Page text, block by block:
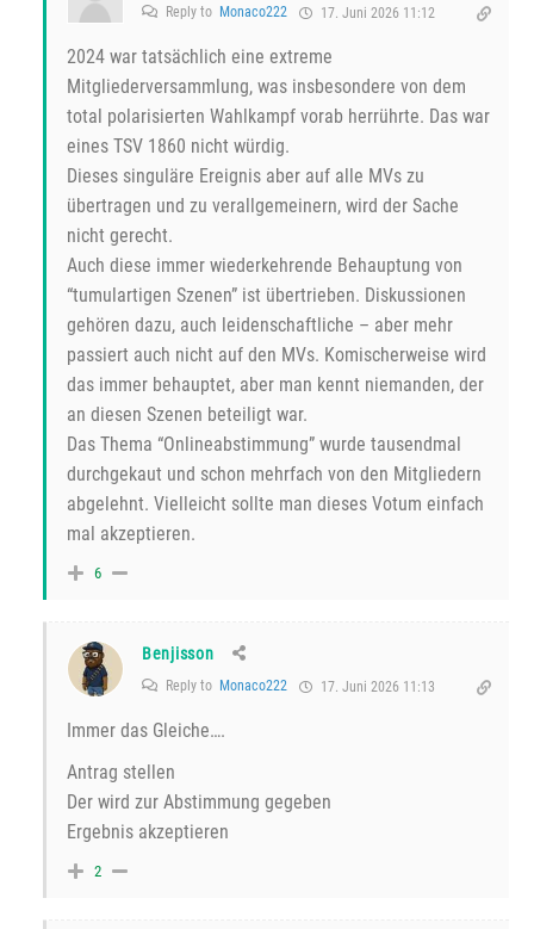
Reply to Monaco222 17. Juni 2026 11:12
2024 war tatsächlich eine extreme
Mitgliederversammlung, was insbesondere von dem
total polarisierten Wahlkampf vorab herrührte. Das war
eines TSV 1860 nicht würdig.
Dieses singuläre Ereignis aber auf alle MVs zu
übertragen und zu verallgemeinern, wird der Sache
nicht gerecht.
Auch diese immer wiederkehrende Behauptung von
“tumulartigen Szenen” ist übertrieben. Diskussionen
gehören dazu, auch leidenschaftliche – aber mehr
passiert auch nicht auf den MVs. Komischerweise wird
das immer behauptet, aber man kennt niemanden, der
an diesen Szenen beteiligt war.
Das Thema “Onlineabstimmung” wurde tausendmal
durchgekaut und schon mehrfach von den Mitgliedern
abgelehnt. Vielleicht sollte man dieses Votum einfach
mal akzeptieren.
6
Benjisson
Reply to Monaco222 17. Juni 2026 11:13
Immer das Gleiche….
Antrag stellen
Der wird zur Abstimmung gegeben
Ergebnis akzeptieren
2